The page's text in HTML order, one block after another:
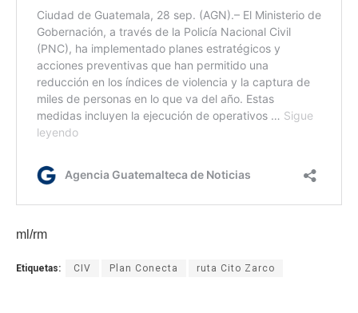
ml/rm
Etiquetas: CIV Plan Conecta ruta Cito Zarco